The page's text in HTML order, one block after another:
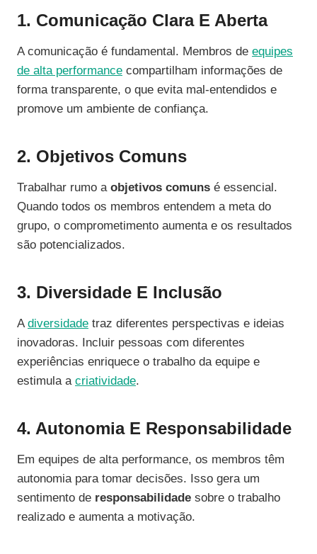
1. Comunicação Clara E Aberta
A comunicação é fundamental. Membros de equipes
de alta performance compartilham informações de
forma transparente, o que evita mal-entendidos e
promove um ambiente de confiança.
2. Objetivos Comuns
Trabalhar rumo a objetivos comuns é essencial.
Quando todos os membros entendem a meta do
grupo, o comprometimento aumenta e os resultados
são potencializados.
3. Diversidade E Inclusão
Adiversidade traz diferentes perspectivas e ideias
inovadoras. Incluir pessoas com diferentes
experiências enriquece o trabalho da equipe e
estimula a criatividade.
4. Autonomia E Responsabilidade
Em equipes de alta performance, os membros têm
autonomia para tomar decisões. Isso gera um
sentimento de responsabilidade sobre o trabalho
realizado e aumenta a motivação.